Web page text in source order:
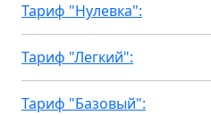
Тариф "Нулевка":
Тариф "Легкий":
Тариф "Базовый":